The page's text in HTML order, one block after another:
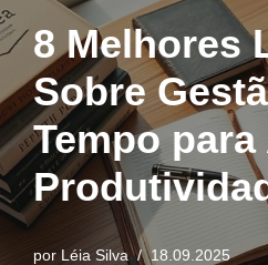
conteúdo
8 Melhores
Sobre
Tempo
por Léia Silva 18.09.2025